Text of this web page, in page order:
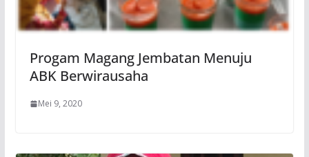
Progam Magang Jembatan Menuju
ABK Berwirausaha
Mei 9, 2020